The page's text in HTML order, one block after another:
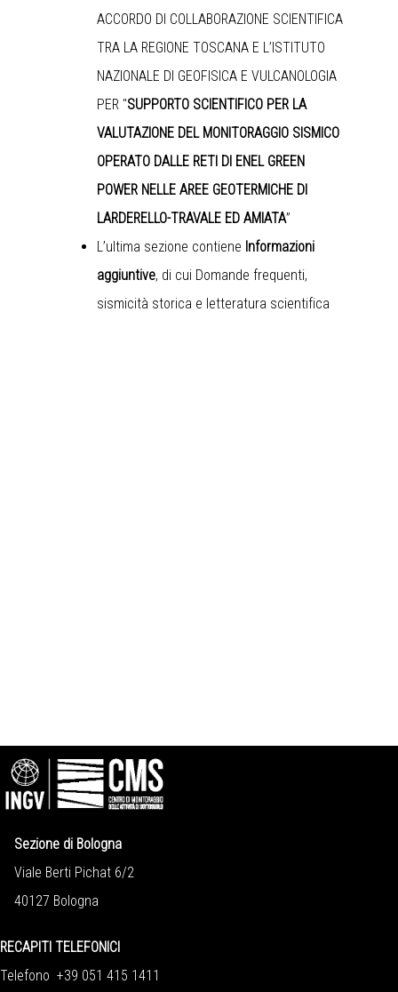
ACCORDO DI COLLABORAZIONE SCIENTIFICA
TRA LA REGIONE TOSCANA E L’ISTITUTO
NAZIONALE DI GEOFISICA E VULCANOLOGIA
PER "SUPPORTO SCIENTIFICO PER LA
VALUTAZIONE DEL MONITORAGGIO SISMICO
OPERATO DALLE RETI DI ENEL GREEN
POWER NELLE AREE GEOTERMICHE DI
LARDERELLO-TRAVALE ED AMIATA”
L’ultima sezione contiene Informazioni
aggiuntive, di cui Domande frequenti,
sismicità storica e letteratura scientifica
Sezione di Bologna
Viale Berti Pichat 6/2
40127 Bologna
RECAPITI TELEFONICI
Telefono +39 051 415 1411